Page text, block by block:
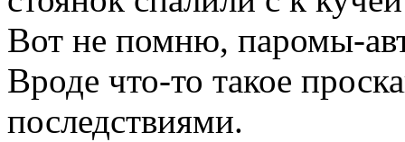
Вот не помню, паромы-
Вроде что-то такое
последствиями.